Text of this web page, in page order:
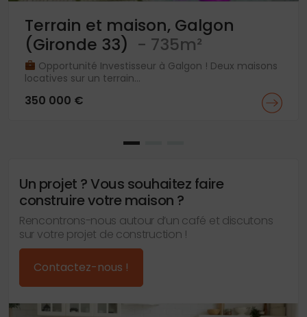
Terrain et maison, Galgon
(Gironde 33) - 735m²
Opportunité Investisseur à Galgon ! Deux maisons
locatives sur un terrain...
350 000 €
Un projet ? Vous souhaitez faire
construire votre maison ?
Rencontrons-nous autour d’un café et discutons
sur votre projet de construction !
Contactez-nous !